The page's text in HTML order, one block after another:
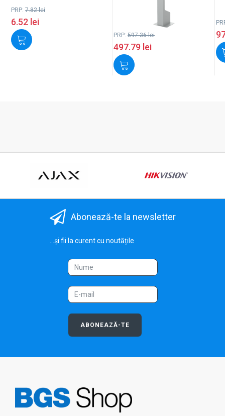
PRP: 7.82lei
6.52 lei
PRP: 597.36lei
497.79 lei
Abonează-te la newsletter
...și fii la curent cu noutățile
ABONEAZĂ-TE